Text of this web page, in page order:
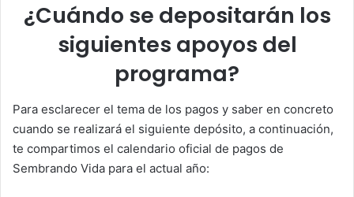
¿Cuándo se depositarán los
siguientes apoyos del
programa?
Para esclarecer el tema de los pagos y saber en concreto
cuando se realizará el siguiente depósito, a continuación,
te compartimos el calendario oficial de pagos de
Sembrando Vida para el actual año: